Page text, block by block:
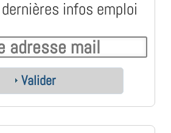
infos emploi
Valider